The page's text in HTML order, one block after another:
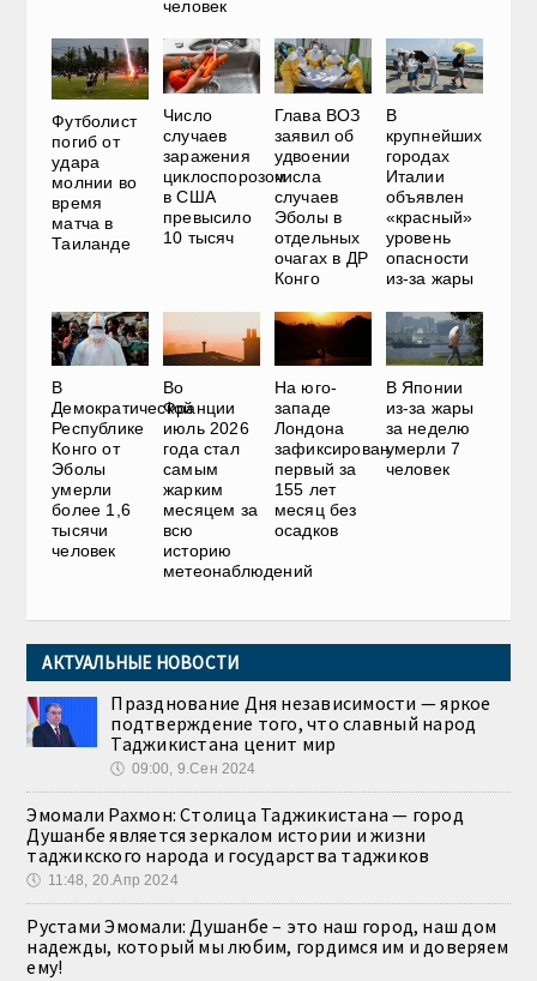
человек
Футболист
погиб от
удара
молнии во
время
матча в
Таиланде
Число
случаев
заражения
циклоспорозом
в США
превысило
10 тысяч
Глава ВОЗ
заявил об
удвоении
числа
случаев
Эболы в
отдельных
очагах в ДР
Конго
В
крупнейших
городах
Италии
объявлен
«красный»
уровень
опасности
из-за жары
В
Демократической
Республике
Конго от
Эболы
умерли
более 1,6
тысячи
человек
Во
Франции
июль 2026
года стал
самым
жарким
месяцем за
всю
историю
метеонаблюдений
На юго-
западе
Лондона
зафиксирован
первый за
155 лет
месяц без
осадков
В Японии
из-за жары
за неделю
умерли 7
человек
АКТУАЛЬНЫЕ НОВОСТИ
Празднование Дня независимости — яркое
подтверждение того, что славный народ
Таджикистана ценит мир
🕔 09:00, 9.Сен 2024
Эмомали Рахмон: Столица Таджикистана — город
Душанбе является зеркалом истории и жизни
таджикского народа и государства таджиков
🕔 11:48, 20.Апр 2024
Рустами Эмомали: Душанбе – это наш город, наш дом
надежды, который мы любим, гордимся им и доверяем
ему!